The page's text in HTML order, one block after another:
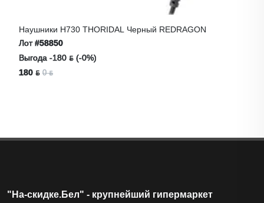
Наушники H730 THORIDAL Черный REDRAGON
Лот#58850
Выгода -180 ƃ (-0%)
180 ƃ 0 ƃ
"На-скидке.Бел" - крупнейший гипермаркет